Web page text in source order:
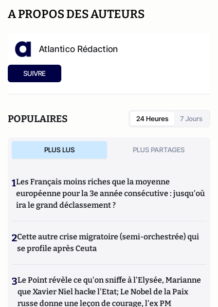
A PROPOS DES AUTEURS
Atlantico Rédaction
SUIVRE
POPULAIRES 24 Heures 7 Jours
PLUS LUS PLUS PARTAGES
1Les Français moins riches que la moyenne
européenne pour la 3e année consécutive : jusqu'où
ira le grand déclassement ?
2Cette autre crise migratoire (semi-orchestrée) qui
se profile après Ceuta
3Le Point révèle ce qu'on sniffe à l'Elysée, Marianne
que Xavier Niel hacke l'Etat; Le Nobel de la Paix
russe donne une leçon de courage, l'ex PM